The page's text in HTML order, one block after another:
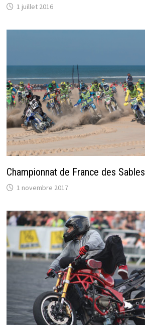
1 juillet 2016
Championnat de France des Sables
1 novembre 2017